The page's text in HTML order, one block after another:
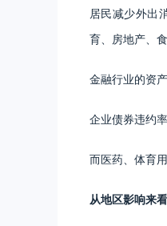
居民减少外出
育、房地产、
金融行业的资
企业债券违约
而医药、体育
从地区影响来看